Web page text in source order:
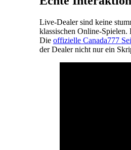
Live-Dealer sind keine
klassischen Online-
Die offizielle Canada777
der Dealer nicht nur ein